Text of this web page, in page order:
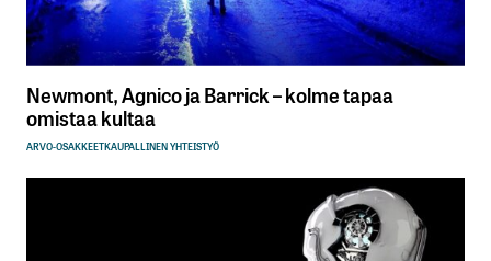
Newmont, Agnico ja Barrick – kolme tapaa
omistaa kultaa
ARVO-OSAKKEETKAUPALLINEN YHTEISTYÖ